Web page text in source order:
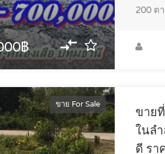
฿
200ตา
ขาย For Sale
ขาย
ในล
ดี รา